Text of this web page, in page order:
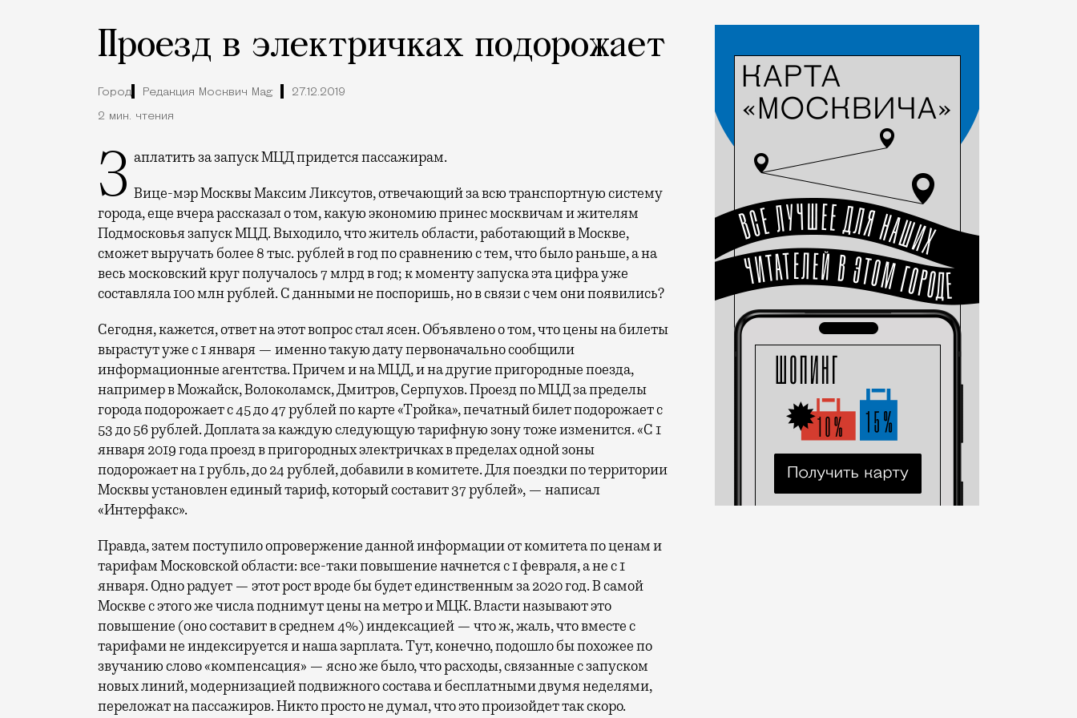
Проезд в электричках подорожает
Город Редакция Москвич Mag 27.12.2019
2 мин. чтения
Заплатить за запуск МЦД придется пассажирам.
Вице-мэр Москвы Максим Ликсутов, отвечающий за всю транспортную систему
города, еще вчера рассказал о том, какую экономию принес москвичам и жителям
Подмосковья запуск МЦД. Выходило, что житель области, работающий в Москве,
сможет выручать более 8 тыс. рублей в год по сравнению с тем, что было раньше, а на
весь московский круг получалось 7 млрд в год; к моменту запуска эта цифра уже
составляла 100 млн рублей. С данными не поспоришь, но в связи с чем они появились?
Сегодня, кажется, ответ на этот вопрос стал ясен. Объявлено о том, что цены на билеты
вырастут уже с 1 января — именно такую дату первоначально сообщили
информационные агентства. Причем и на МЦД, и на другие пригородные поезда,
например в Можайск, Волоколамск, Дмитров, Серпухов. Проезд по МЦД за пределы
города подорожает с 45 до 47 рублей по карте «Тройка», печатный билет подорожает с
53 до 56 рублей. Доплата за каждую следующую тарифную зону тоже изменится. «С 1
января 2019 года проезд в пригородных электричках в пределах одной зоны
подорожает на 1 рубль, до 24 рублей, добавили в комитете. Для поездки по территории
Москвы установлен единый тариф, который составит 37 рублей», — написал
«Интерфакс».
Правда, затем поступило опровержение данной информации от комитета по ценам и
тарифам Московской области: все-таки повышение начнется с 1 февраля, а не с 1
января. Одно радует — этот рост вроде бы будет единственным за 2020 год. В самой
Москве с этого же числа поднимут цены на метро и МЦК. Власти называют это
повышение (оно составит в среднем 4%) индексацией — что ж, жаль, что вместе с
тарифами не индексируется и наша зарплата. Тут, конечно, подошло бы похожее по
звучанию слово «компенсация» — ясно же было, что расходы, связанные с запуском
новых линий, модернизацией подвижного состава и бесплатными двумя неделями,
переложат на пассажиров. Никто просто не думал, что это произойдет так скоро.